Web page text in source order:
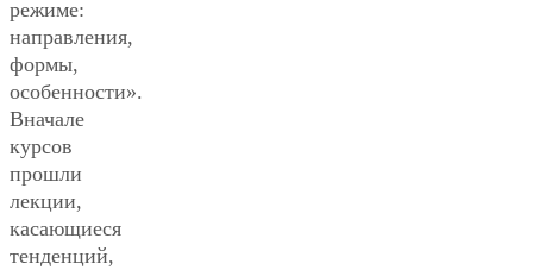
режиме:
направления,
формы,
особенности».
Вначале
курсов
прошли
лекции,
касающиеся
тенденций,